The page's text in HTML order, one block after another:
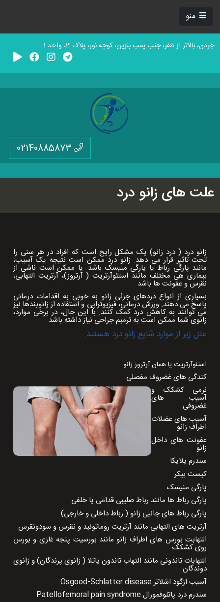
منو
جردن، بالاتر از ظفر، جنب پمپ بنزین، کوچه نور، پلاک 3، واحد 1
02140885873
علت های زانو درد
زانو درد ( درد زانو) یک مشکل رایج است که افراد در هر سنی را
تحت تاثیر قرار می دهد. زانو درد ممکن است نتیجه یک آسیب،
مانند پارگی رباط یا پارگی منیسک باشد. یا ممکن است ناشی از
بیماری هی مختلف مانند استئوآرتریت ( آرتروز)، آرتریت التهابی،
نقرس و عفونت ها باشد
بسیاری از انواع دردهای جزئی زانو به خوبی به اقدامات درمانی
پاسخ می دهند. ورزش درمانی، فیزیوتراپی و استفاده از زانوبندها نیز
می توانند به کاهش درد کمک کنند. با این حال، در برخی موارد،
زانوی شما ممکن است به ترمیم جراحی نیاز داشته باشد
علل زیر از موارد شایع زانو درد هستند:
استئوآرتریت یا همان آرتروز زانو
کندگی های غضروف مفصلی
نرمی کشکک و
آسیب های
غضروفی
آسیب های عضلات
اطراف زانو
عفونت های داخل
زانو
سندرم پلایکا
کیست بیکر
پارگی منیسک
پارگی رباط ها مانند رباط صلیبی قدامی یا خلفی
پارگی رباط های جانبی زانو ( رباط داخلی و خارجی)
آرتریت های التهابی مانند آرتریت روماتوئید و نقرس و سودونقرس
التهابت بورس های اطراف زانو مانند بورسیت پنجه غازی و بورس
روی کشکک
التهابات تاندونی مانند التهاب تاندون پاتلا ( زانوی پرندگان) و زانوی
دوندگان
آسیب ازگود اشلاتر Osgood-Schlatter disease
سندرم درد پاتلوفمورال Patellofemoral pain syndrome